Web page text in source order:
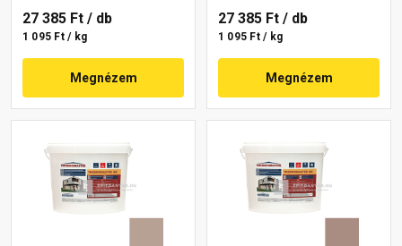
27 385 Ft / db
1 095 Ft / kg
Megnézem
27 385 Ft / db
1 095 Ft / kg
Megnézem